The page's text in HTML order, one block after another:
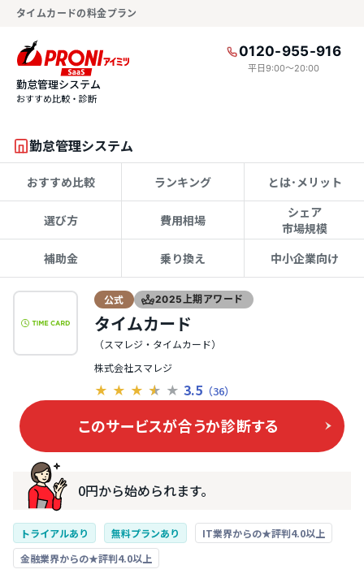
タイムカードの料金プラン
0120-955-916
平日9:00〜20:00
勤怠管理システム
おすすめ比較・診断
勤怠管理システム
おすすめ比較 ランキング とは･メリット
選び方 費用相場
シェア
市場規模
補助金
乗り換え 中小企業向け
公式 2025上期アワード
タイムカード
（スマレジ・タイムカード）
株式会社スマレジ
★ ★ ★ ★ ★ 3.5 （36）
このサービスが合うか診断する
0円から始められます。
トライアルあり 無料プランあり
IT業界からの★評判4.0以上
金融業界からの★評判4.0以上